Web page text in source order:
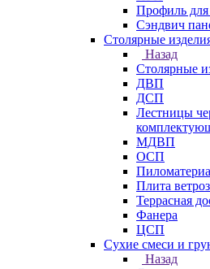
Профиль
Сэндвич
Столярные
Назад
Столярные
ДВП
ДСП
Лестницы
МДВП
ОСП
Плита
Террасная
Фанера
ЦСП
Сухие смеси и
Назад